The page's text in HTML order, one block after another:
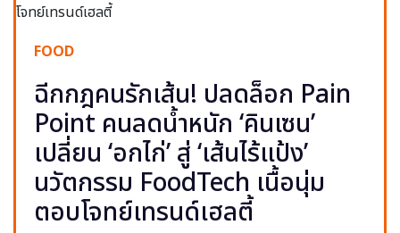
FOOD
ฉีกกฎคนรักเส้น! ปลดล็อก Pain
Point คนลดน้ำหนัก ‘คินเซน’
เปลี่ยน ‘อกไก่’ สู่ ‘เส้นไร้แป้ง’
นวัตกรรม FoodTech เนื้อนุ่ม
ตอบโจทย์เทรนด์เฮลตี้